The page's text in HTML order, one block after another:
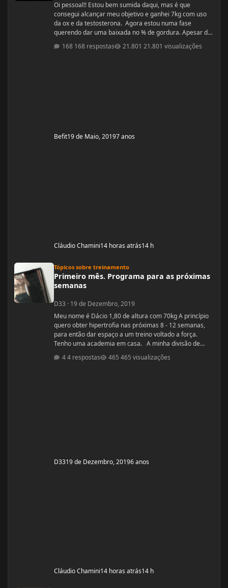
Oi pessoal!! Estou bem sumida daqui, mas é que
consegui alcançar meu objetivo e ganhei 7kg com uso
da ox e da testosterona. Agora estou numa fase
querendo dar uma baixada no % de gordura. Apesar de
estudar nutrição e saber exatamente o que devo fazer,
gostaria de compartilhamento de treinos e talvez
168 respostas 21.801 visualizações
Befit19 de Maio, 20197 anos
Cláudio Chamini14 horas atrás14 h
Tópicos sobre treinamento
Primeiro mês. Programa para as próximas
semanas
D33 · 19 de Dezembro, 2019
Meu nome é Dácio 1,80 de altura com 70kg A princípio
quero obter hipertrofia nas próximas 8 - 12 semanas,
para então dar espaço a um treino voltado a força.
Tenho uma academia em casa. A minha divisão de
RDL: 3x8 - 37,5kg Panturilha com uma perna 3x20 - 8kg
4 respostas 465 visualizações
D3319 de Dezembro, 20196 anos
Cláudio Chamini14 horas atrás14 h